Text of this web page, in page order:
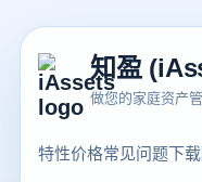
知盈
做您的家庭资产
特性价格常见问题下载